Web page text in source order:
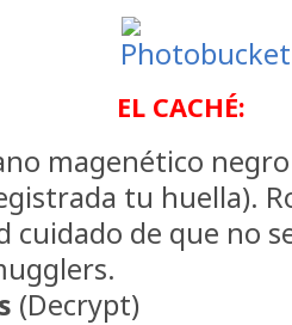
EL CACHÉ:
magenético
tu huella).
cuidado de que no
(Decrypt)